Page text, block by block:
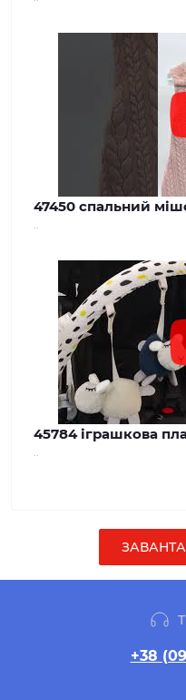
47450 спальний
45784 іграшкова
+38